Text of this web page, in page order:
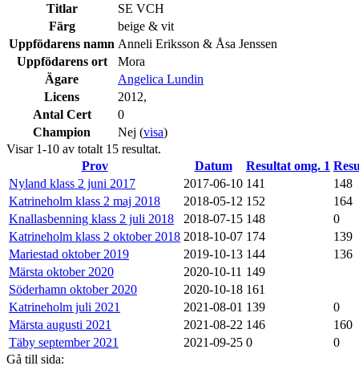
Titlar
SE VCH
Färg
beige & vit
Uppfödarens namn Anneli Eriksson & Åsa Jenssen
Uppfödarens ort
Mora
Ägare
Angelica Lundin
Licens
2012,
Antal Cert
0
Champion
Nej (visa)
Visar 1-10 av totalt 15 resultat.
Prov
Datum Resultat omg. 1
Nyland klass 2 juni 2017
2017-06-10 141
148
Katrineholm klass 2 maj 2018
2018-05-12 152
164
Knallasbenning klass 2 juli 2018
2018-07-15 148
0
Katrineholm klass 2 oktober 2018 2018-10-07 174
139
Mariestad oktober 2019
2019-10-13 144
136
Märsta oktober 2020
2020-10-11 149
Söderhamn oktober 2020
2020-10-18 161
Katrineholm juli 2021
2021-08-01 139
0
Märsta augusti 2021
2021-08-22 146
160
Täby september 2021
2021-09-25 0
0
Gå till sida: